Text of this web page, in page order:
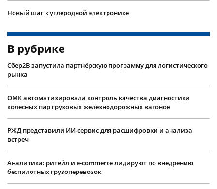
Новый шаг к углеродной электронике
В рубрике
Сбер2B запустила партнёрскую программу для логистического
рынка
ОМК автоматизировала контроль качества диагностики
колесных пар грузовых железнодорожных вагонов
РЖД представили ИИ-сервис для расшифровки и анализа
встреч
Аналитика: ритейл и e-commerce лидируют по внедрению
беспилотных грузоперевозок